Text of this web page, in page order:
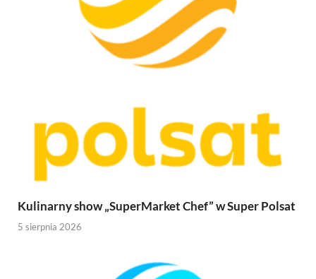
Kulinarny show „SuperMarket Chef” w Super Polsat
5 sierpnia 2026